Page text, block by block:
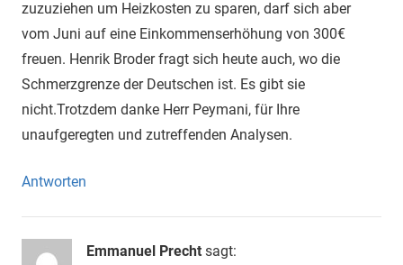
zuzuziehen um Heizkosten zu sparen, darf sich aber
vom Juni auf eine Einkommenserhöhung von 300€
freuen. Henrik Broder fragt sich heute auch, wo die
Schmerzgrenze der Deutschen ist. Es gibt sie
nicht.Trotzdem danke Herr Peymani, für Ihre
unaufgeregten und zutreffenden Analysen.
Antworten
Emmanuel Precht sagt: